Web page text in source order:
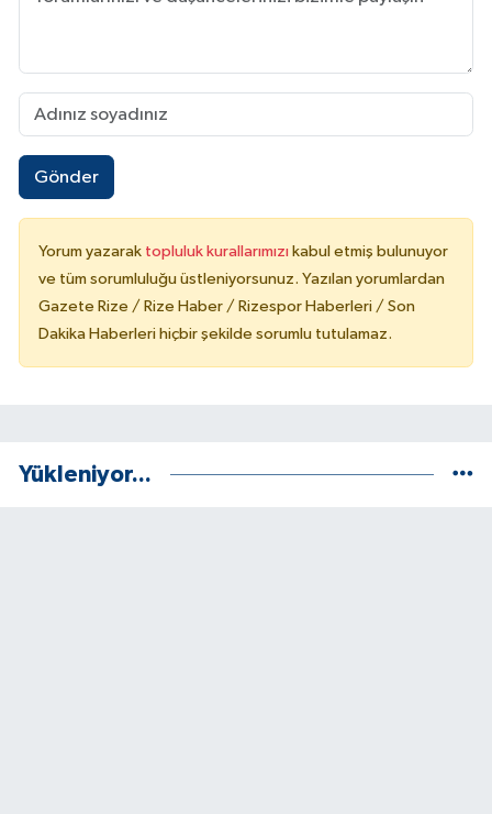
Gönder
Yorum yazarak topluluk kurallarımızı kabul etmiş bulunuyor
ve tüm sorumluluğu üstleniyorsunuz. Yazılan yorumlardan
Gazete Rize / Rize Haber / Rizespor Haberleri / Son
Dakika Haberleri hiçbir şekilde sorumlu tutulamaz.
Yükleniyor...